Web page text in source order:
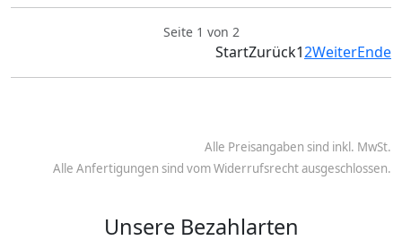
Seite 1 von 2
StartZurück12WeiterEnde
Alle Preisangaben sind inkl. MwSt.
Alle Anfertigungen sind vom Widerrufsrecht ausgeschlossen.
Unsere Bezahlarten